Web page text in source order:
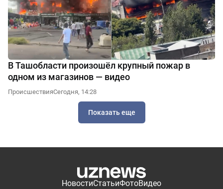
В Ташобласти произошёл крупный пожар в
одном из магазинов — видео
ПроисшествияСегодня, 14:28
Показать еще
НовостиСтатьиФотоВидео